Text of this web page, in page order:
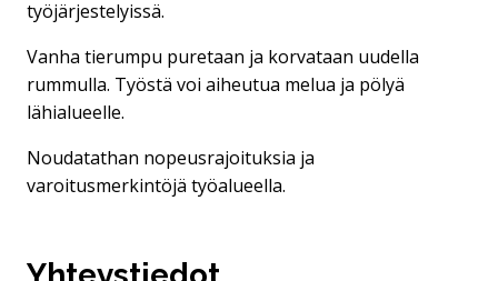
työjärjestelyissä.
Vanha tierumpu puretaan ja korvataan uudella
rummulla. Työstä voi aiheutua melua ja pölyä
lähialueelle.
Noudatathan nopeusrajoituksia ja
varoitusmerkintöjä työalueella.